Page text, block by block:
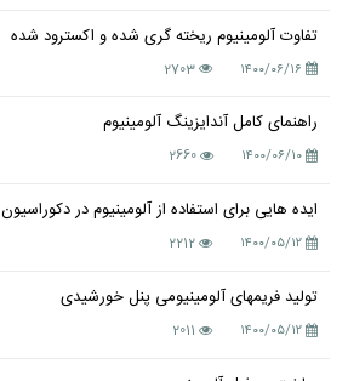
تفاوت آلومینیوم ریخته گری شده و اکسترود شده
۱۴۰۰/۰۶/۱۶ 2703
راهنمای کامل آندایزینگ آلومینیوم
۱۴۰۰/۰۶/۱۰ 2660
ایده هایی برای استفاده از آلومینیوم در دکوراسیون
۱۴۰۰/۰۵/۱۲ 2212
تولید فریمهای آلومینیومی پنل خورشیدی
۱۴۰۰/۰۵/۱۲ 2011